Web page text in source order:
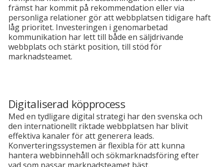
främst har kommit på rekommendation eller via
personliga relationer gör att webbplatsen tidigare haft
låg prioritet. Investeringen i genomarbetad
kommunikation har lett till både en säljdrivande
webbplats och stärkt position, till stöd för
marknadsteamet.
Digitaliserad köpprocess
Med en tydligare digital strategi har den svenska och
den internationellt riktade webbplatsen har blivit
effektiva kanaler för att generera leads.
Konverteringssystemen är flexibla för att kunna
hantera webbinnehåll och sökmarknadsföring efter